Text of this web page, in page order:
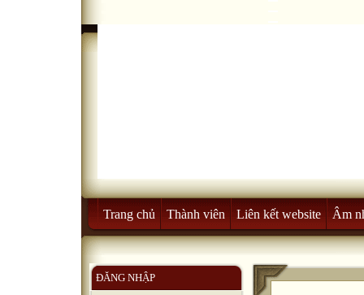
Trang chủ Thành viên Liên kết website Âm
ĐĂNG NHẬP